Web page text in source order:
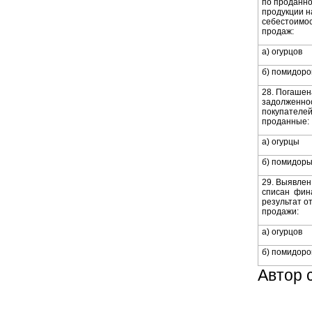
по
продукции
продаж:
а) огурцов
б)
28.
проданные:
а) огурцы
б) помидоры
29.
списан
результат от
продажи:
а) огурцов
б)
Автор